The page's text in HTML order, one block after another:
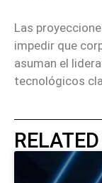
Las
impedir que
asuman el
tecnológicos